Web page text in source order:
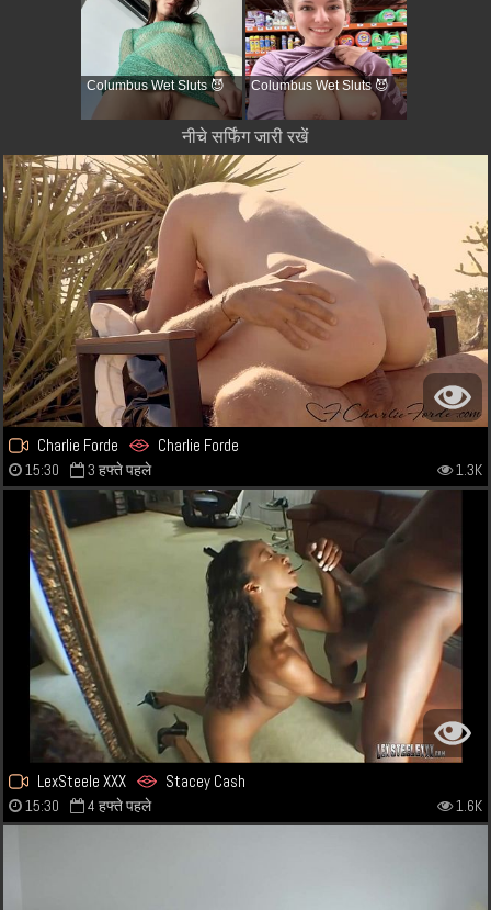
Columbus Wet Sluts 😈 Columbus Wet Sluts 😈
नीचे सर्फिंग जारी रखें
Charlie Forde Charlie Forde
15:30 3 हफ्ते पहले 1.3K
LexSteele XXX Stacey Cash
15:30 4 हफ्ते पहले 1.6K